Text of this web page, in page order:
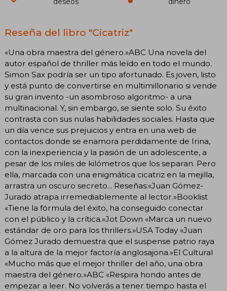
Reseña del libro "Cicatriz"
«Una obra maestra del género.»ABC Una novela del
autor español de thriller más leído en todo el mundo.
Simon Sax podría ser un tipo afortunado. Es joven, listo
y está punto de convertirse en multimillonario si vende
su gran invento -un asombroso algoritmo- a una
multinacional. Y, sin embargo, se siente solo. Su éxito
contrasta con sus nulas habilidades sociales. Hasta que
un día vence sus prejuicios y entra en una web de
contactos donde se enamora perdidamente de Irina,
con la inexperiencia y la pasión de un adolescente, a
pesar de los miles de kilómetros que los separan. Pero
ella, marcada con una enigmática cicatriz en la mejilla,
arrastra un oscuro secreto... Reseñas:«Juan Gómez-
Jurado atrapa irremediablemente al lector.»Booklist
«Tiene la fórmula del éxito, ha conseguido conectar
con el público y la crítica.»Jot Down «Marca un nuevo
estándar de oro para los thrillers.»USA Today «Juan
Gómez Jurado demuestra que el suspense patrio raya
a la altura de la mejor factoría anglosajona.»El Cultural
«Mucho más que el mejor thriller del año, una obra
maestra del género.»ABC «Respira hondo antes de
empezar a leer. No volverás a tener tiempo hasta el